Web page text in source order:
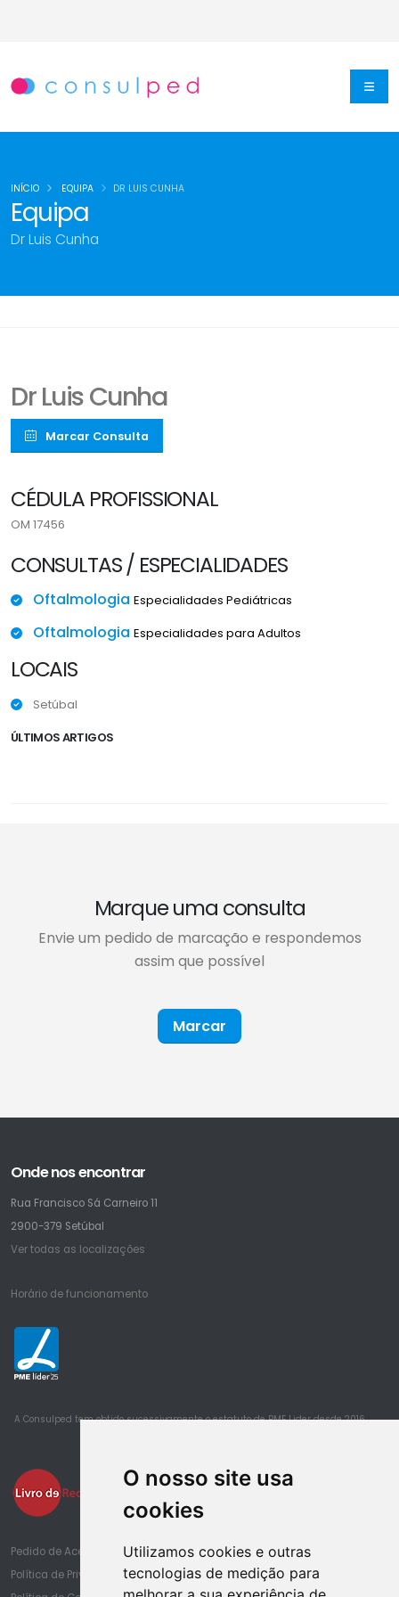
O nosso site usa
cookies
Utilizamos cookies e outras
tecnologias de medição para
Equipa
Dr Luis Cunha
INÍCIO EQUIPA DR LUIS CUNHA
Dr Luis Cunha
Marcar Consulta
CÉDULA PROFISSIONAL
OM 17456
CONSULTAS / ESPECIALIDADES
Oftalmologia Especialidades Pediátricas
Oftalmologia Especialidades para Adultos
LOCAIS
Setúbal
ÚLTIMOS ARTIGOS
Marque uma consulta
Envie um pedido de marcação e respondemos
assim que possível
Marcar
Onde nos encontrar
Rua Francisco Sá Carneiro 11
2900-379 Setúbal
Ver todas as localizações
Horário de funcionamento
25
A Consulped tem obtido sucessivamente o estatuto de PME Lider desde 2016
Pedido de Acesso à Informação de Saúde
Política de Privacidade